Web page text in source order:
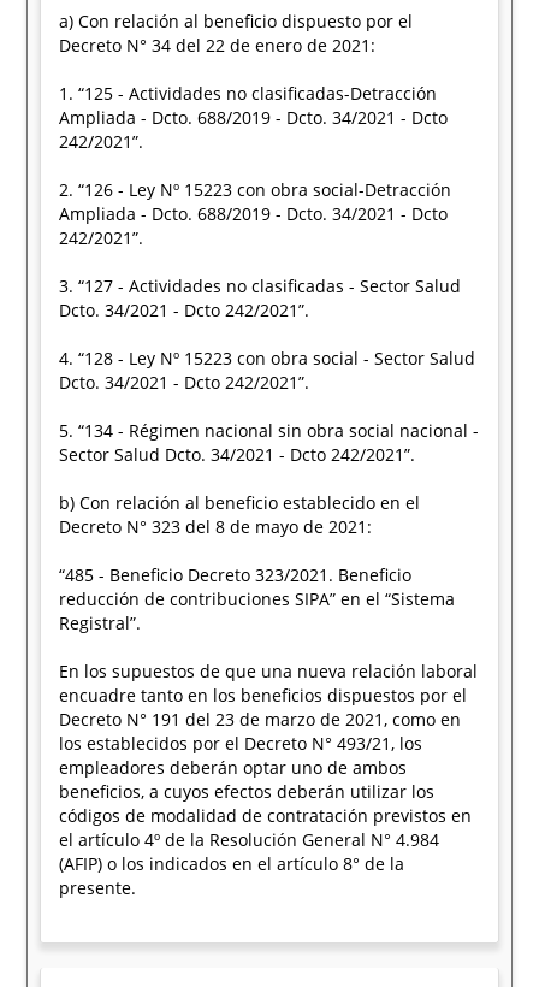
a) Con relación al beneficio dispuesto por el
Decreto N° 34 del 22 de enero de 2021:
1. “125 - Actividades no clasificadas-Detracción
Ampliada - Dcto. 688/2019 - Dcto. 34/2021 - Dcto
242/2021”.
2. “126 - Ley Nº 15223 con obra social-Detracción
Ampliada - Dcto. 688/2019 - Dcto. 34/2021 - Dcto
242/2021”.
3. “127 - Actividades no clasificadas - Sector Salud
Dcto. 34/2021 - Dcto 242/2021”.
4. “128 - Ley Nº 15223 con obra social - Sector Salud
Dcto. 34/2021 - Dcto 242/2021”.
5. “134 - Régimen nacional sin obra social nacional -
Sector Salud Dcto. 34/2021 - Dcto 242/2021”.
b) Con relación al beneficio establecido en el
Decreto N° 323 del 8 de mayo de 2021:
“485 - Beneficio Decreto 323/2021. Beneficio
reducción de contribuciones SIPA” en el “Sistema
Registral”.
En los supuestos de que una nueva relación laboral
encuadre tanto en los beneficios dispuestos por el
Decreto N° 191 del 23 de marzo de 2021, como en
los establecidos por el Decreto N° 493/21, los
empleadores deberán optar uno de ambos
beneficios, a cuyos efectos deberán utilizar los
códigos de modalidad de contratación previstos en
el artículo 4º de la Resolución General N° 4.984
(AFIP) o los indicados en el artículo 8° de la
presente.